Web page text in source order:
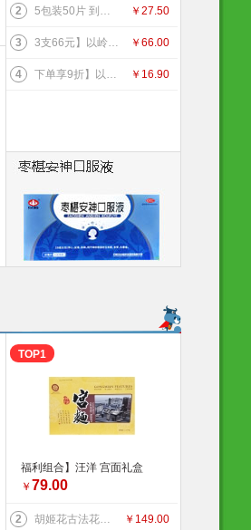
活家居 连花健康 旅行必备
2 5包装50片 到手价27.5元】以岭 连花清肤卫生 湿巾 防护 抑菌防护 连花防护 新旧包装交替发货 旅行必备 ￥ 27.50
3 3支66元】以岭连花清齿牙膏 140g/支 中药护龈 以岭牙膏 新旧包装随机发货 健康生活家居 连花健康 旅行必备 ￥ 66.00
4 下单享9折】以岭 连花口罩爆珠（劲爽薄荷香型）100粒装 连花健康 ￥ 16.90
TOP1
福利组合】汪洋 宫面礼盒
2.4千克 300克*8盒 河北特
产品 好物推荐 推荐 推荐
￥ 79.00
2 胡姬花古法花生油 5L 新旧包装更替以收到实物为准 健康油 健康食材 福利产品 好物推荐 推荐 ￥ 149.00